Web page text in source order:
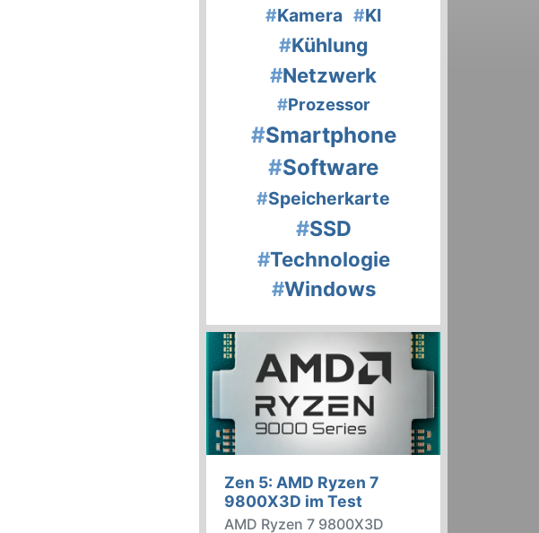
#Kamera #KI
#Kühlung
#Netzwerk
#Prozessor
#Smartphone
#Software
#Speicherkarte
#SSD
#Technologie
#Windows
Zen 5: AMD Ryzen 7
9800X3D im Test
AMD Ryzen 7 9800X3D